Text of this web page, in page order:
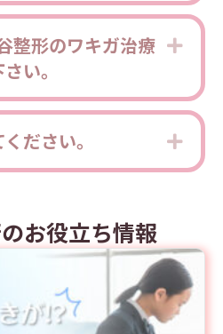
整形のワキガ治療
い。
ださい。
お役立ち情報